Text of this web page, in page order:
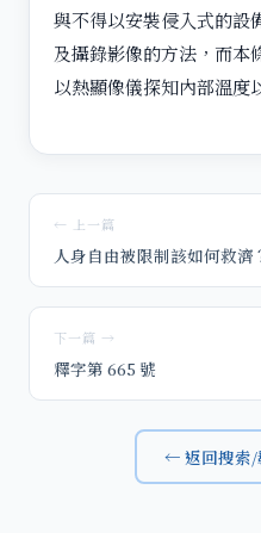
與不得以安裝侵入式的設
及攝錄影像的方法，而本
以熱顯像儀探知內部溫度
← 上一篇
人身自由被限制該如何救
下一篇 →
釋字第 665 號
← 返回搜索/